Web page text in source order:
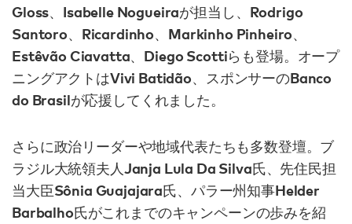
Gloss、 Isabelle Nogueiraが担当し、 Rodrigo
Santoro、 Ricardinho、 Markinho Pinheiro、
Estêvão Ciavatta、 Diego Scottiらも登場。オープ
ニングアクトはVivi Batidão、スポンサーのBanco
do Brasilが応援してくれました。
さらに政治リーダーや地域代表たちも多数登壇。ブ
ラジル大統領夫人Janja Lula Da Silva氏、先住民担
当大臣Sônia Guajajara氏、パラー州知事Helder
Barbalho氏がこれまでのキャンペーンの歩みを紹